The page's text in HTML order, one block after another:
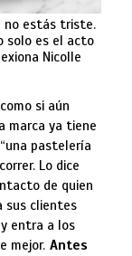
no estás triste.
solo es el acto
Nicolle
si aún
marca ya tiene
pastelería
Lo dice
de quien
sus clientes
entra a los
mejor.Antes